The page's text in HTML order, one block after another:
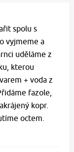
spolu s
vyjmeme a
uděláme z
kterou
+ voda z
fazole,
kopr.
octem.